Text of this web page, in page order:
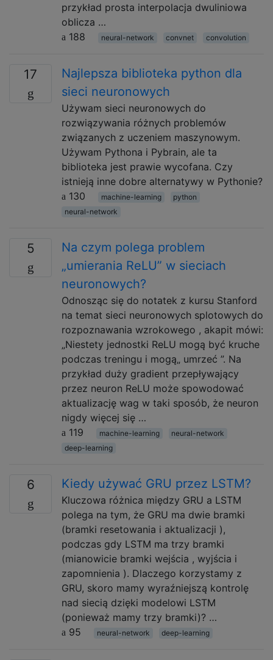
przykład prosta interpolacja dwuliniowa
oblicza …
188
neural-network convnet convolution
17
Najlepsza biblioteka python dla
sieci neuronowych
Używam sieci neuronowych do
rozwiązywania różnych problemów
związanych z uczeniem maszynowym.
Używam Pythona i Pybrain, ale ta
biblioteka jest prawie wycofana. Czy
istnieją inne dobre alternatywy w Pythonie?
130
machine-learning
python
neural-network
5
Na czym polega problem
„umierania ReLU” w sieciach
neuronowych?
Odnosząc się do notatek z kursu Stanford
na temat sieci neuronowych splotowych do
rozpoznawania wzrokowego , akapit mówi:
„Niestety jednostki ReLU mogą być kruche
podczas treningu i mogą„ umrzeć ”. Na
przykład duży gradient przepływający
przez neuron ReLU może spowodować
aktualizację wag w taki sposób, że neuron
nigdy więcej się …
119
machine-learning
neural-network
deep-learning
6 Kiedy używać GRU przez LSTM?
Kluczowa różnica między GRU a LSTM
polega na tym, że GRU ma dwie bramki
(bramki resetowania i aktualizacji ),
podczas gdy LSTM ma trzy bramki
(mianowicie bramki wejścia , wyjścia i
zapomnienia ). Dlaczego korzystamy z
GRU, skoro mamy wyraźniejszą kontrolę
nad siecią dzięki modelowi LSTM
(ponieważ mamy trzy bramki)? …
95
neural-network deep-learning